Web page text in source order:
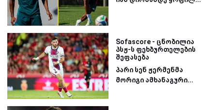
Sofascore - ცნობილია
პსჟ-ს ფეხბურთელების
შეფასება
პარი სენ ჟერმენმა
მორიგი ამხანაგური...